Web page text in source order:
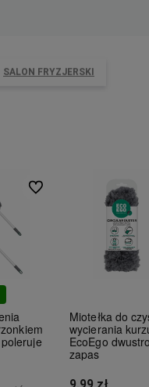
SALON FRYZJERSKI
Do ulubionych
Miotełka do
wycierania
EcoEgo
zapas